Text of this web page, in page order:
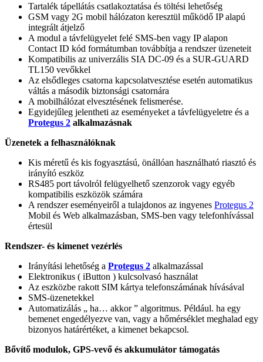
Tartalék tápellátás csatlakoztatása és töltési lehetőség
GSM vagy 2G mobil hálózaton keresztül működő IP alapú
integrált átjelző
A modul a távfelügyelet felé SMS-ben vagy IP alapon
Contact ID kód formátumban továbbítja a rendszer üzeneteit
Kompatibilis az univerzális SIA DC-09 és a SUR-GUARD
TL150 vevőkkel
Az elsődleges csatorna kapcsolatvesztése esetén automatikus
váltás a második biztonsági csatornára
A mobilhálózat elvesztésének felismerése.
Egyidejűleg jelentheti az eseményeket a távfelügyeletre és a
Protegus 2 alkalmazásnak
Üzenetek a felhasználóknak
Kis méretű és kis fogyasztású, önállóan használható riasztó és
irányító eszköz
RS485 port távolról felügyelhető szenzorok vagy egyéb
kompatibilis eszközök számára
A rendszer eseményeiről a tulajdonos az ingyenes Protegus 2
Mobil és Web alkalmazásban, SMS-ben vagy telefonhívással
értesül
Rendszer- és kimenet vezérlés
Irányítási lehetőség a Protegus 2 alkalmazással
Elektronikus ( iButton ) kulcsolvasó használat
Az eszközbe rakott SIM kártya telefonszámának hívásával
SMS-üzenetekkel
Automatizálás „ ha… akkor ” algoritmus. Például. ha egy
bemenet engedélyezve van, vagy a hőmérséklet meghalad egy
bizonyos határértéket, a kimenet bekapcsol.
Bővítő modulok, GPS-vevő és akkumulátor támogatás